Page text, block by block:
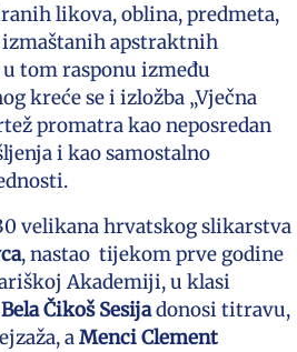
likova, oblina, predmeta,
apstraktnih
tom rasponu između
kreće se i izložba „Vječna
promatra kao neposredan
i kao samostalno
velikana hrvatskog slikarstva
, nastao tijekom prve godine
Akademiji, u klasi
Bela Čikoš Sesijadonosi titravu,
aMenci Clement